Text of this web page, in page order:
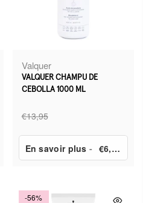
Valquer
VALQUER CHAMPU DE
CEBOLLA 1000 ML
€13,95
En savoir plus - €6,95
-56%